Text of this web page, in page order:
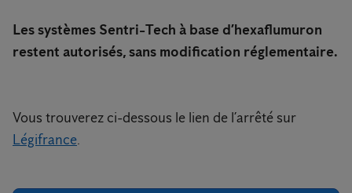
Les systèmes Sentri-Tech à base d’hexaflumuron
restent autorisés, sans modification réglementaire.
Vous trouverez ci-dessous le lien de l’arrêté sur
Légifrance.